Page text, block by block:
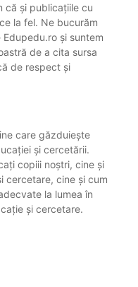
că și publicațiile cu
la fel. Ne bucurăm
și suntem
de a cita sursa
de respect și
care găzduiește
și cercetării.
copiii noștri, cine și
cercetare, cine și cum
la lumea în
și cercetare.